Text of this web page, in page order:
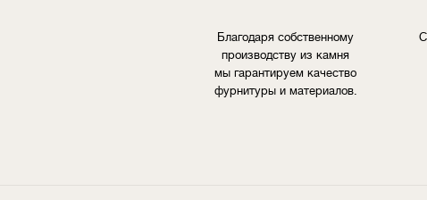
Благодаря собственному
производству из камня
мы гарантируем качество
фурнитуры и материалов.